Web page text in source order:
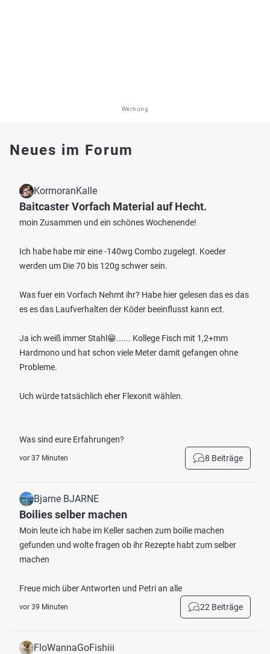
Werbung
Neues im Forum
KormoranKalle
Baitcaster Vorfach Material auf Hecht.
moin Zusammen und ein schönes Wochenende!
Ich habe habe mir eine -140wg Combo zugelegt. Koeder
werden um Die 70 bis 120g schwer sein.
Was fuer ein Vorfach Nehmt ihr? Habe hier gelesen das es das
es es das Laufverhalten der Köder beeinflusst kann ect.
Ja ich weiß immer Stahl😁...... Kollege Fisch mit 1,2+mm
Hardmono und hat schon viele Meter damit gefangen ohne
Probleme.
Uch würde tatsächlich eher Flexonit wählen.
Was sind eure Erfahrungen?
vor 37 Minuten 8 Beiträge
Bjarne BJARNE
Boilies selber machen
Moin leute ich habe im Keller sachen zum boilie machen
gefunden und wolte fragen ob ihr Rezepte habt zum selber
machen
Freue mich über Antworten und Petri an alle
vor 39 Minuten 22 Beiträge
FloWannaGoFishiii